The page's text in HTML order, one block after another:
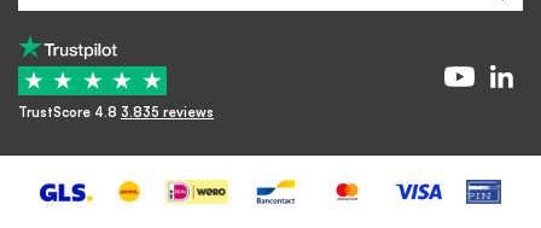
+ In winkelwagen
★ ★ ★ ★ ★
TrustScore 4.8 3.835 reviews